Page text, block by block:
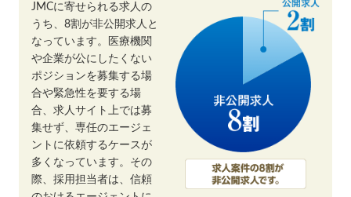
JMCに寄せられる求人の
うち、8割が非公開求人と
なっています。医療機関
や企業が公にしたくない
ポジションを募集する場
合や緊急性を要する場
合、求人サイト上では募
集せず、専任のエージェ
ントに依頼するケースが
多くなっています。その
際、採用担当者は、信頼